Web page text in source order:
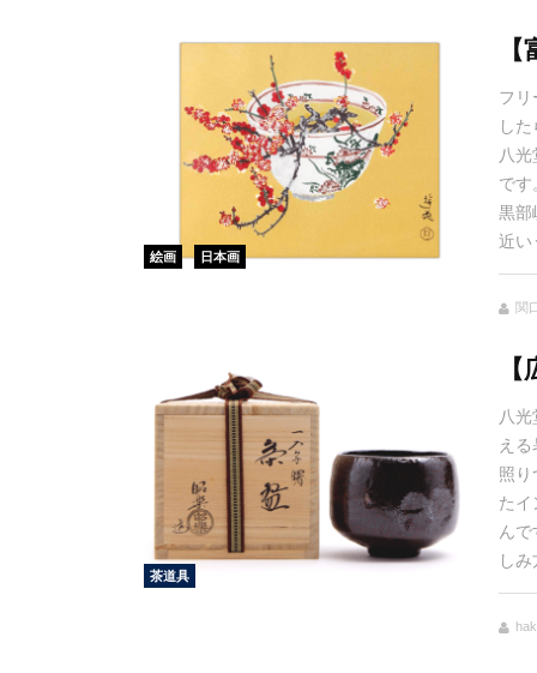
絵画 日本画
フ
し
八
です
黒部
近い
関
茶道具
八
え
照り
たイ
ん
し